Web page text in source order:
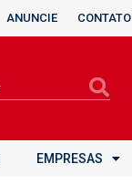
ANUNCIE CONTATO
EMPRESAS